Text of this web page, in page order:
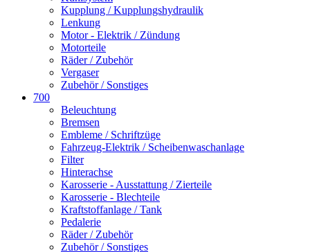
Kupplung / Kupplungshydraulik
Lenkung
Motor - Elektrik / Zündung
Motorteile
Räder / Zubehör
Vergaser
Zubehör / Sonstiges
700
Beleuchtung
Bremsen
Embleme / Schriftzüge
Fahrzeug-Elektrik / Scheibenwaschanlage
Filter
Hinterachse
Karosserie - Ausstattung / Zierteile
Karosserie - Blechteile
Kraftstoffanlage / Tank
Pedalerie
Räder / Zubehör
Zubehör / Sonstiges